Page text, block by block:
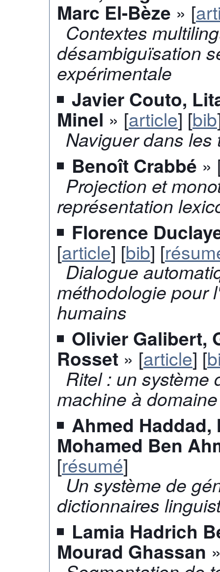
Marc El-Bèze » [
Contextes
désambiguïsation
expérimentale
Javier Couto,
Minel » [article] [bib
Naviguer dans les
Benoît Crabbé »
Projection et
représentation
Florence
[article] [bib] [
Dialogue
méthodologie pour
humains
Olivier Galibert,
Rosset » [article] [
Ritel : un système
machine à
Ahmed
Mohamed Ben
[résumé]
Un système de
dictionnaires
Lamia Hadrich
Mourad Ghassan